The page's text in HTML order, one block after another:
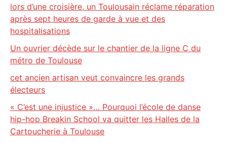
lors d’une croisière, un Toulousain réclame réparation
après sept heures de garde à vue et des
hospitalisations
Un ouvrier décède sur le chantier de la ligne C du
métro de Toulouse
cet ancien artisan veut convaincre les grands
électeurs
« C’est une injustice »… Pourquoi l’école de danse
hip-hop Breakin School va quitter les Halles de la
Cartoucherie à Toulouse